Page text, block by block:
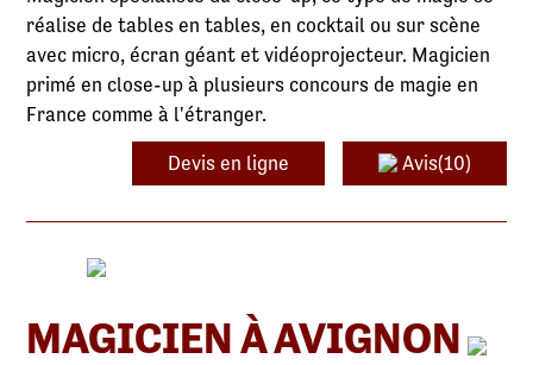
réalise de tables en tables, en cocktail ou sur scène
avec micro, écran géant et vidéoprojecteur. Magicien
primé en close-up à plusieurs concours de magie en
France comme à l'étranger.
Devis en ligne Avis(10)
MAGICIEN À AVIGNON